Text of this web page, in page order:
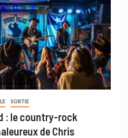
SORTIE
: le country-rock
de Chris